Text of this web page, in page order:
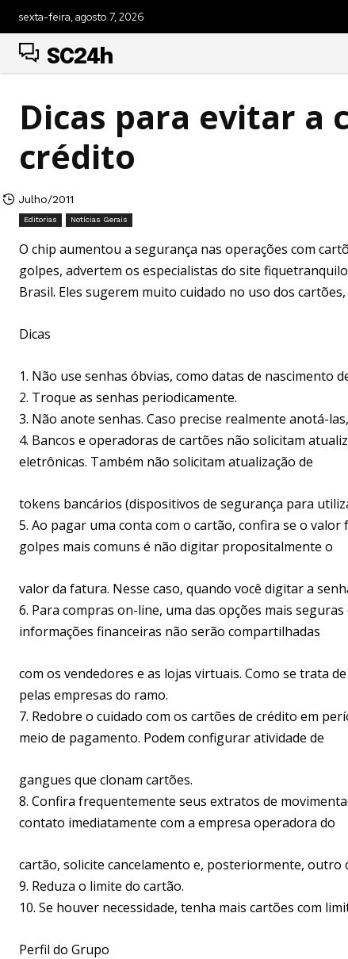
sexta-feira, agosto 7, 2026
SC24h
Dicas para evitar a
crédito
Julho/2011
Editorias Notícias Gerais
O chip aumentou a segurança nas operações com
golpes, advertem os especialistas do site
Brasil. Eles sugerem muito cuidado no uso dos
Dicas
1. Não use senhas óbvias, como datas de nascimento
2. Troque as senhas periodicamente.
3. Não anote senhas. Caso precise realmente anotá-
4. Bancos e operadoras de cartões não solicitam
eletrônicas. Também não solicitam atualização de
tokens bancários (dispositivos de segurança para
5. Ao pagar uma conta com o cartão, confira se o
golpes mais comuns é não digitar propositalmente o
valor da fatura. Nesse caso, quando você digitar a
6. Para compras on-line, uma das opções mais
informações financeiras não serão compartilhadas
com os vendedores e as lojas virtuais. Como se trata
pelas empresas do ramo.
7. Redobre o cuidado com os cartões de crédito em
meio de pagamento. Podem configurar atividade de
gangues que clonam cartões.
8. Confira frequentemente seus extratos de
contato imediatamente com a empresa operadora do
cartão, solicite cancelamento e, posteriormente, outro
9. Reduza o limite do cartão.
10. Se houver necessidade, tenha mais cartões com
Perfil do Grupo